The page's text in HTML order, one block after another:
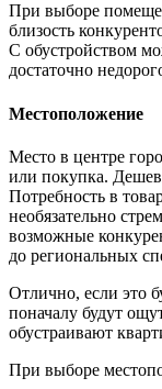
При выборе
близость
С обустройством
достаточно
Местоположение
Место в центре
или покупка.
Потребность в
необязательно
возможные
до региональных
Отлично, если это
поначалу будут
обустраивают
При выборе